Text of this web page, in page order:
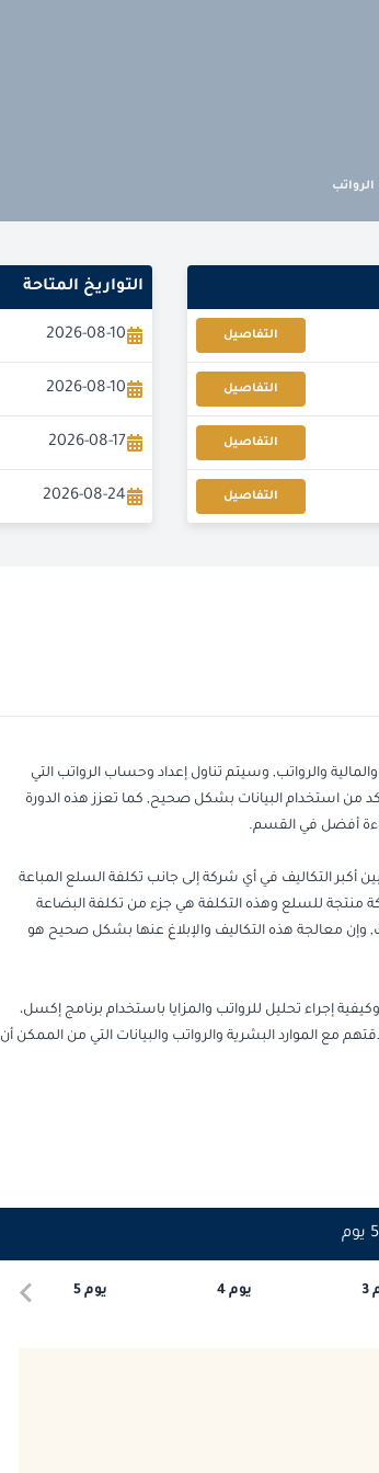
الرواتب
التفاصيل
التفاصيل
التفاصيل
التفاصيل
التواريخ المتاحة
2026-08-10
2026-08-10
2026-08-17
2026-08-24
2026-09-14
2026-09-21
2026-09-28
2026-10-04
2026-10-26
والرواتب, وسيتم تناول إعداد وحساب الرواتب التي
من استخدام البيانات بشكل صحيح, كما تعزز هذه الدورة
أفضل في القسم.
أكبر التكاليف في أي شركة إلى جانب تكلفة السلع المباعة
منتجة للسلع وهذه التكلفة هي جزء من تكلفة البضاعة
وإن معالجة هذه التكاليف والإبلاغ عنها بشكل صحيح هو
إجراء تحليل للرواتب والمزايا باستخدام برنامج إكسل،
مع الموارد البشرية والرواتب والبيانات التي من الممكن أن
5 يوم
3 يوم4 يوم 5